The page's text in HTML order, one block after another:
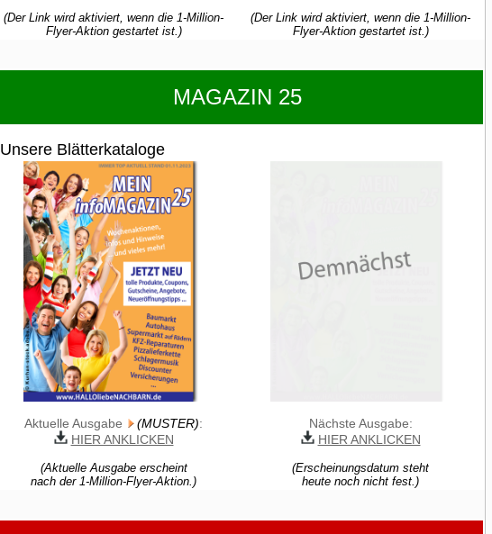
(Der Link wird aktiviert, wenn die 1-Million-
Flyer-Aktion gestartet ist.)
(Der Link wird aktiviert, wenn die 1-Million-
Flyer-Aktion gestartet ist.)
MAGAZIN 25
Unsere Blätterkataloge
Aktuelle Ausgabe (MUSTER):
HIER ANKLICKEN
(Aktuelle Ausgabe erscheint
nach der 1-Million-Flyer-Aktion.)
Nächste Ausgabe:
HIER ANKLICKEN
(Erscheinungsdatum steht
heute noch nicht fest.)